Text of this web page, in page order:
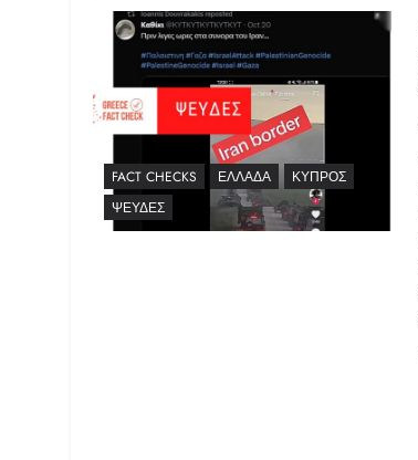
FACT CHECKS ΕΛΛΆΔΑ
ΚΎΠΡΟΣ
ΨΕΥΔΈΣ